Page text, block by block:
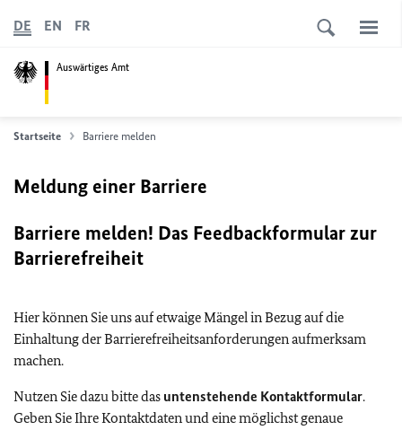
Auswärtiges Amt
DE EN FR
Startseite Barriere melden
Meldung einer Barriere
Barriere melden! Das Feedbackformular zur
Barrierefreiheit
Hier können Sie uns auf etwaige Mängel in Bezug auf die
Einhaltung der Barrierefreiheitsanforderungen aufmerksam
machen.
Nutzen Sie dazu bitte das untenstehende Kontaktformular.
Geben Sie Ihre Kontaktdaten und eine möglichst genaue